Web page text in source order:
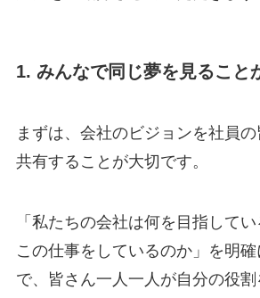
1. みんなで同じ夢を見ること
まずは、会社のビジョンを社員
共有することが大切です。
「私たちの会社は何を目指して
この仕事をしているのか」を明確
で、皆さん一人一人が自分の役割